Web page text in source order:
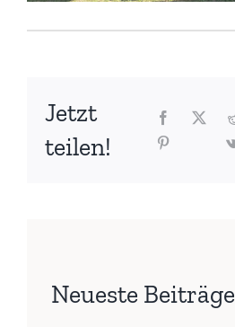
Jetzt
teilen!
Neueste Beiträge